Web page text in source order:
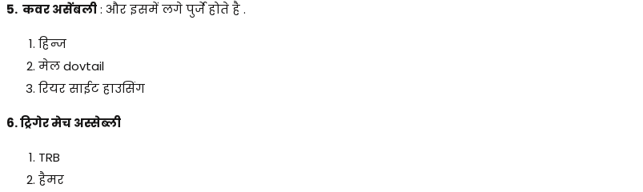
5. कवर असेंबली: और इसमें लगे पुर्जे होते है .
हिन्ज
मेल dovtail
रियर साईट हाउसिंग
6. ट्रिगेर मेच अस्सेब्ली
TRB
हैमर